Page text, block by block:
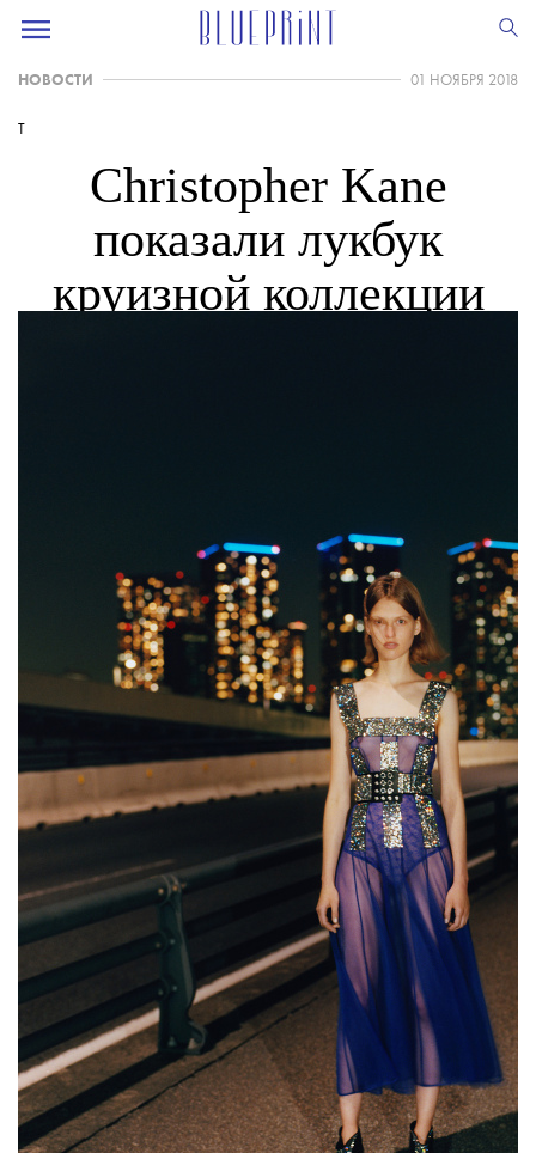
НОВОСТИ 01 НОЯБРЯ 2018
T
Christopher Kane
показали лукбук
круизной коллекции